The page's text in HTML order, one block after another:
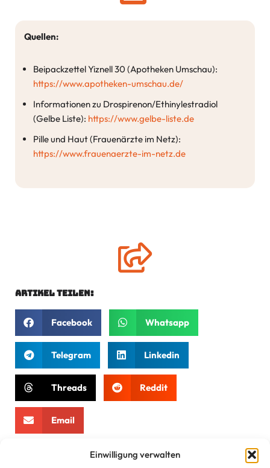
Einwilligung verwalten
Quellen:
Beipackzettel Yiznell 30 (Apotheken Umschau):
https://www.apotheken-umschau.de/
Informationen zu Drospirenon/Ethinylestradiol
(Gelbe Liste): https://www.gelbe-liste.de
Pille und Haut (Frauenärzte im Netz):
https://www.frauenaerzte-im-netz.de
Artikel teilen:
Facebook Whatsapp
Telegram Linkedin
Threads Reddit
Email